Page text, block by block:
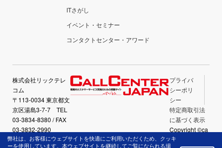
ITさがし
イベント・セミナー
コンタクトセンター・アワード
株式会社リックテレ
コム
〒113-0034 東京都文
京区湯島3-7-7 TEL
03-3834-8380 / FAX
03-3832-2990
プライバ
シーポリ
シー
特定商取引法
に基づく表示
Copyright ©ca
llcenter-japan.
弊社は、お客様にウェブサイトを快適にご利用いただくため、クッキ
ーを使用しています。本ウェブサイトを継続してご覧になられる場